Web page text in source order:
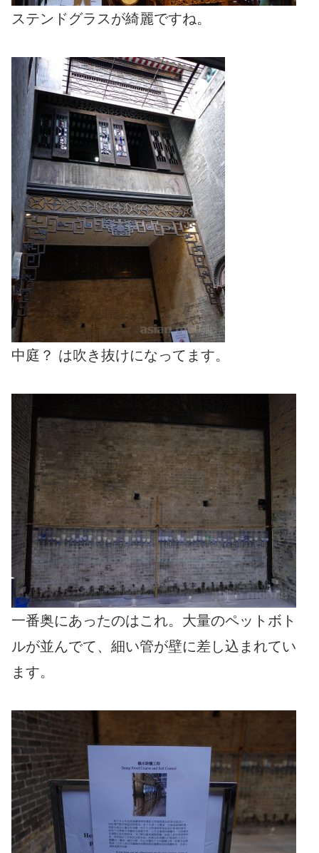
ステンドグラスが綺麗ですね。
中庭？ は吹き抜けになってます。
一番奥にあったのはこれ。大量のペットボト
ルが並んでて、細い管が壁に差し込まれてい
ます。